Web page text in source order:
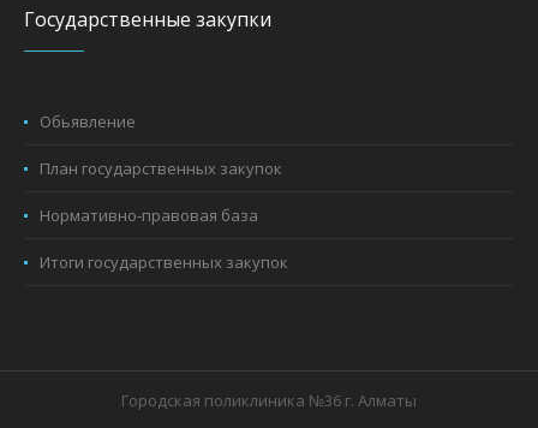
Государственные закупки
Обьявление
План государственных закупок
Нормативно-правовая база
Итоги государственных закупок
Городская поликлиника №36 г. Алматы